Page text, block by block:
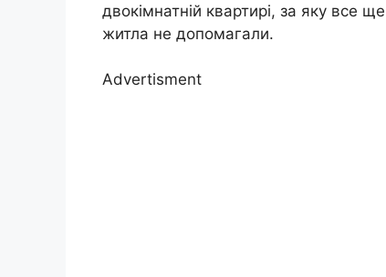
двокімнатній квартирі, за яку все
житла не допомагали.
Advertisment